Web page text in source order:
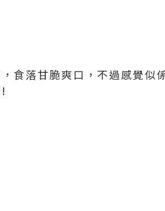
食落甘脆爽口，不過感覺似